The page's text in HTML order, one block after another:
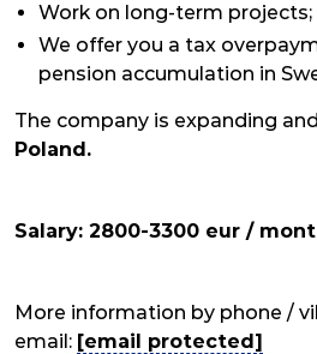
Work on long-term projects;
We offer you a tax
pension accumulation in
The company is expanding
Poland.
Salary: 2800-3300 eur /
More information by phone /
email: [email protected]